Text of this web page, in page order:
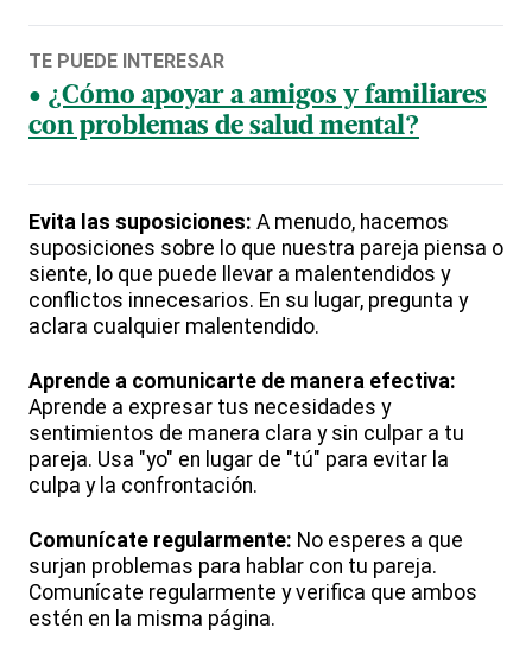
TE PUEDE INTERESAR
¿Cómo apoyar a amigos y familiares
con problemas de salud mental?
Evita las suposiciones: A menudo, hacemos
suposiciones sobre lo que nuestra pareja piensa o
siente, lo que puede llevar a malentendidos y
conflictos innecesarios. En su lugar, pregunta y
aclara cualquier malentendido.
Aprende a comunicarte de manera efectiva:
Aprende a expresar tus necesidades y
sentimientos de manera clara y sin culpar a tu
pareja. Usa "yo" en lugar de "tú" para evitar la
culpa y la confrontación.
Comunícate regularmente: No esperes a que
surjan problemas para hablar con tu pareja.
Comunícate regularmente y verifica que ambos
estén en la misma página.